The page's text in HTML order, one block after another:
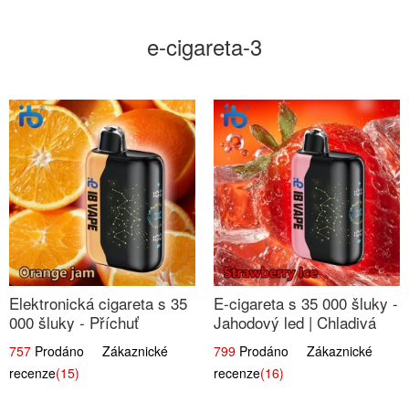
e-cigareta-3
Elektronická cigareta s 35
000 šluky - Příchuť
Pomerančový Džem |
Dlouhotrvající zážitek
757 Prodáno Zákaznické
recenze(15)
E-cigareta s 35 000 šluky -
Jahodový led | Chladivá
fresh příchuť
799 Prodáno Zákaznické
recenze(16)